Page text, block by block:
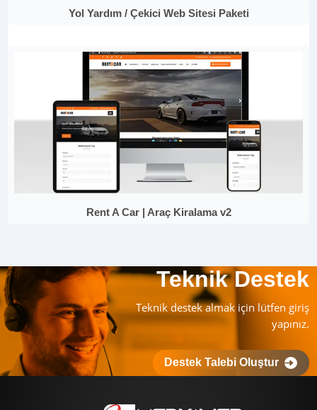
Yol Yardım / Çekici Web Sitesi Paketi
Rent A Car | Araç Kiralama v2
Teknik Destek
Teknik destek almak için lütfen giriş
yapınız.
Destek Talebi Oluştur